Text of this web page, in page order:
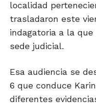
localidad
trasladaron este
indagatoria a la
sede judicial.
Esa audiencia se
6 que conduce
diferentes